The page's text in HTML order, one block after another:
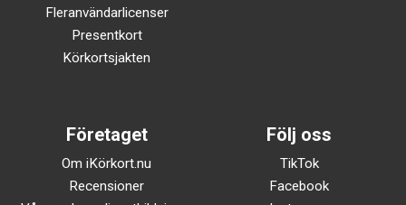
Fleranvändarlicenser
Presentkort
Körkortsjakten
Företaget
Om iKörkort.nu
Recensioner
Följ oss
TikTok
Facebook